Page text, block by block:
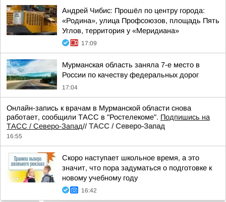
Андрей Чибис: Прошёл по центру города:
«Родина», улица Профсоюзов, площадь Пять
Углов, территория у «Меридиана»
17:09
Мурманская область заняла 7-е место в
России по качеству федеральных дорог
17:04
Онлайн-запись к врачам в Мурманской области снова
работает, сообщили ТАСС в "Ростелекоме". Подпишись на
ТАСС / Северо-Запад// ТАСС / Северо-Запад
16:55
Скоро наступает школьное время, а это
значит, что пора задуматься о подготовке к
новому учебному году
16:42